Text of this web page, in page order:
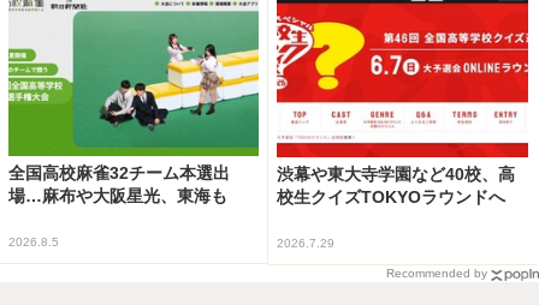
全国高校麻雀32チーム本選出
場…麻布や大阪星光、東海も
2026.8.5
渋幕や東大寺学園など40校、高
校生クイズTOKYOラウンドへ
2026.7.29
Recommended by